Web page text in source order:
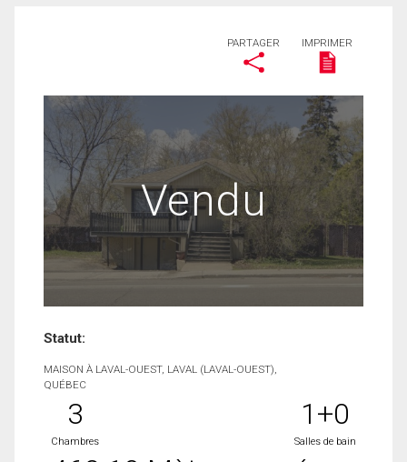
PARTAGER IMPRIMER
Vendu
Statut:
MAISON À LAVAL-OUEST, LAVAL (LAVAL-OUEST),
QUÉBEC
3
Chambres
1+0
Salles de bain